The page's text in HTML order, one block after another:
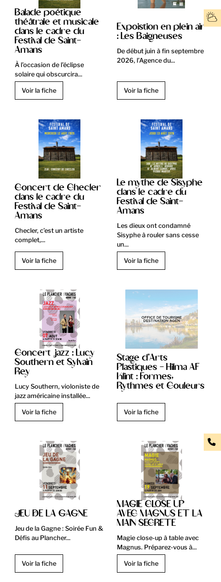
Balade poétique
théâtrale et musicale
dans le cadre du
Festival de Saint-
Amans
À l’occasion de l’éclipse
solaire qui obscurcira...
Voir la fiche
Expoistion en plein air
: Les Baigneuses
De début juin à fin septembre
2026, l’Agence du...
Voir la fiche
Concert de Checler
dans le cadre du
Festival de Saint-
Amans
Checler, c’est un artiste
complet,...
Voir la fiche
Le mythe de Sisyphe
dans le cadre du
Festival de Saint-
Amans
Les dieux ont condamné
Sisyphe à rouler sans cesse
un...
Voir la fiche
Concert jazz : Lucy
Southern et Sylvain
Rey
Lucy Southern, violoniste de
jazz américaine installée...
Voir la fiche
Stage d'Arts
Plastiques - Hilma AF
Klint : Formes,
Rythmes et Couleurs
Voir la fiche
JEU DE LA GAGNE
Jeu de la Gagne : Soirée Fun &
Défis au Plancher...
Voir la fiche
MAGIE CLOSE UP
AVEC MAGNUS ET LA
MAIN SECRETE
Magie close-up à table avec
Magnus. Préparez-vous à...
Voir la fiche